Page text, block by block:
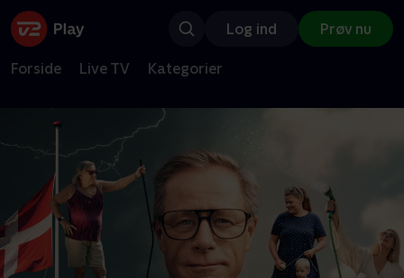
Log ind Prøv nu
Forside Live TV Kategorier